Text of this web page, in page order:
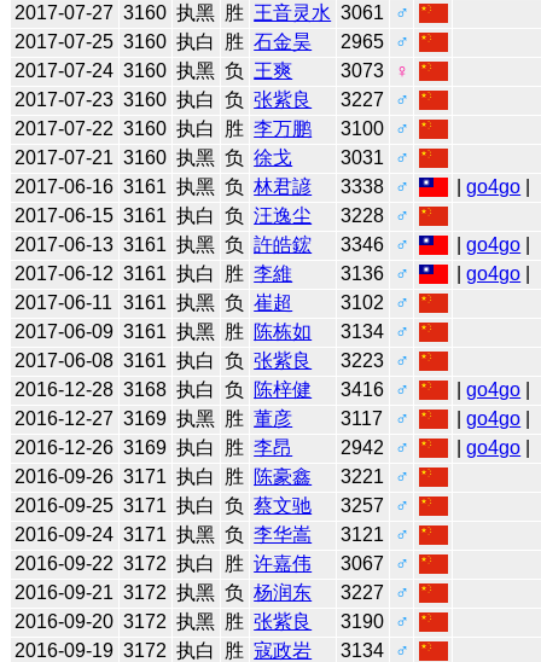
2017-07-27 3160 执黑 胜 王音灵水 3061
♂
2017-07-25 3160 执白 胜 石金昊 2965
♂
2017-07-24 3160 执黑 负 王爽 3073
♀
2017-07-23 3160 执白 负 张紫良 3227
♂
2017-07-22 3160 执白 胜 李万鹏 3100
♂
2017-07-21 3160 执黑 负 徐戈 3031
♂
2017-06-16 3161 执黑 负 林君諺 3338 ♂ |go4go
2017-06-15 3161 执白 负 汪逸尘 3228
♂
2017-06-13 3161 执黑 负 許皓鋐 3346 ♂ |go4go
2017-06-12 3161 执白 胜 李維 3136 ♂ |go4go
2017-06-11 3161 执黑 负 崔超 3102
♂
2017-06-09 3161 执黑 胜 陈栋如 3134
♂
2017-06-08 3161 执白 负 张紫良 3223
♂
2016-12-28 3168 执白 负 陈梓健 3416 ♂ |go4go
2016-12-27 3169 执黑 胜 董彦 3117 ♂ |go4go
2016-12-26 3169 执白 胜 李昂 2942 ♂ |go4go
2016-09-26 3171 执白 胜 陈豪鑫 3221
♂
2016-09-25 3171 执白 负 蔡文驰 3257
♂
2016-09-24 3171 执黑 负 李华嵩 3121
♂
2016-09-22 3172 执白 胜 许嘉伟 3067
♂
2016-09-21 3172 执黑 负 杨润东 3227
♂
2016-09-20 3172 执黑 胜 张紫良 3190
♂
2016-09-19 3172 执白 胜 寇政岩 3134
♂